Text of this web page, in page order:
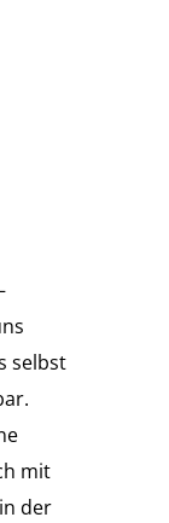
selbst
mit
der